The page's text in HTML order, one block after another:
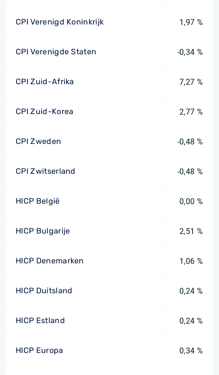
CPI Verenigd Koninkrijk 1,97 %
CPI Verenigde Staten -0,34 %
CPI Zuid-Afrika 7,27 %
CPI Zuid-Korea 2,77 %
CPI Zweden -0,48 %
CPI Zwitserland -0,48 %
HICP België 0,00 %
HICP Bulgarije 2,51 %
HICP Denemarken 1,06 %
HICP Duitsland 0,24 %
HICP Estland 0,24 %
HICP Europa 0,34 %